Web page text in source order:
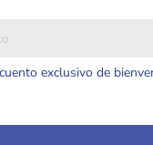
exclusivo de